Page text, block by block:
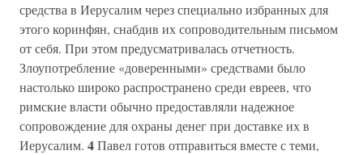
средства в Иерусалим через специально избранных для
этого коринфян, снабдив их сопроводительным письмом
от себя. При этом предусматривалась отчетность.
Злоупотребление «доверенными» средствами было
настолько широко распространено среди евреев, что
римские власти обычно предоставляли надежное
сопровождение для охраны денег при доставке их в
Иерусалим. 4Павел готов отправиться вместе с теми,